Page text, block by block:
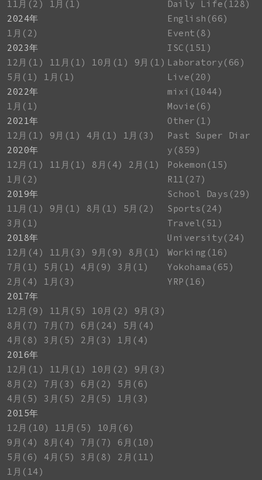
11月(2)
1月(1)
2024年
1月(2)
2023年
12月(1)
11月(1) 10月(1)
9月(1)
5月(1)
1月(1)
2022年
1月(1)
2021年
12月(1)
9月(1) 4月(1)
1月(3)
2020年
12月(1)
11月(1) 8月(4)
2月(1)
1月(2)
2019年
11月(1)
9月(1) 8月(1)
5月(2)
3月(1)
2018年
12月(4)
11月(3) 9月(9)
8月(1)
7月(1)
5月(1) 4月(9)
3月(1)
2月(4)
1月(3)
2017年
12月(9)
11月(5) 10月(2)
9月(3)
8月(7)
7月(7) 6月(24)
5月(4)
4月(8)
3月(5) 2月(3)
1月(4)
2016年
12月(1)
11月(1) 10月(2)
9月(3)
8月(2)
7月(3) 6月(2)
5月(6)
4月(5)
3月(5) 2月(5)
1月(3)
2015年
12月(10)
11月(5)
10月(6)
9月(4)
8月(4) 7月(7)
6月(10)
5月(6)
4月(5) 3月(8)
2月(11)
1月(14)
Daily Life(128)
English(66)
Event(8)
ISC(151)
Laboratory(66)
Live(20)
mixi(1044)
Movie(6)
Other(1)
Past Super Diar
y(859)
Pokemon(15)
R11(27)
School Days(29)
Sports(24)
Travel(51)
University(24)
Working(16)
Yokohama(65)
YRP(16)